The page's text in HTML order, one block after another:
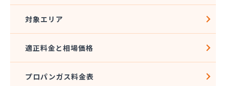
株式会社ミツウロコ 西東京店
株式会社リビングガスショップよしのや
株式会社安井商店
株式会社伊興直井商店
株式会社円上クサマ商店
対象エリア
適正料金と相場価格
プロパンガス料金表